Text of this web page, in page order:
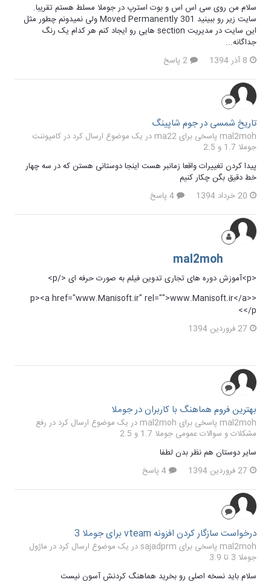
سلام من روی سی اس اس و بوت استرپ در جوملا مسلط هستم تقریبا.
سایت زیر رو ببینید 301 Moved Permanently ولی نمیدونم چطور مثل
این سایت در مدیریت section هایی رو ایجاد کنم هر کدام یک رنگ
جداگانه...
8 آذر 1394
تاریخ شمسی در جوم شاپینگ
mal2moh پاسخی برای ma22 در یک موضوع ارسال کرد در
کامپوننت
جوملا 1.7 و 2.5
پیدا کردن تغییرات واقعا زمانبر هست اینجا دوستانی هستن که در سه چهار
خط دقیق بگن چکار کنیم
20 خرداد 1394
mal2moh
<p>آموزش دوره های تجاری تدوین فیلم به صورت حرفه ای </p>
<p><a href="www.Manisoft.ir" rel="">www.Manisoft.ir</a>
</p>
27 فروردین 1394
بهترین فروم هماهنگ با کاربران در جوملا
mal2moh پاسخی برای mal2moh در یک موضوع ارسال کرد در
رفع
مشکلات و سوالات عمومی جوملا 1.7 و 2.5
سایر دوستان هم نظر بدن لطفا
27 فروردین 1394
درخواست سازگار کردن افزونه vteam برای جوملا 3
mal2moh پاسخی برای sajadprm در یک موضوع ارسال کرد در
ماژول
جوملا 3 تا 3.9
سلام باید نسخه اصلی رو بخرید هماهنگ کردنش آسون نیست